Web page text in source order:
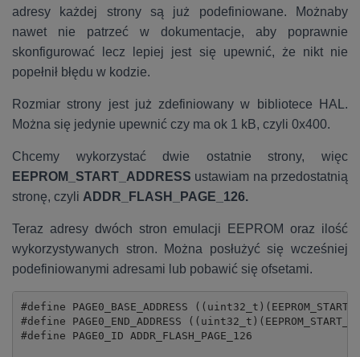
adresy każdej strony są już podefiniowane. Możnaby
nawet nie patrzeć w dokumentacje, aby poprawnie
skonfigurować lecz lepiej jest się upewnić, że nikt nie
popełnił błędu w kodzie.
Rozmiar strony jest już zdefiniowany w bibliotece HAL.
Można się jedynie upewnić czy ma ok 1 kB, czyli 0x400.
Chcemy wykorzystać dwie ostatnie strony, więc
EEPROM_START_ADDRESS ustawiam na przedostatnią
stronę, czyli ADDR_FLASH_PAGE_126.
Teraz adresy dwóch stron emulacji EEPROM oraz ilość
wykorzystywanych stron. Można posłużyć się wcześniej
podefiniowanymi adresami lub pobawić się ofsetami.
#define PAGE0_BASE_ADDRESS
#define PAGE0_END_ADDRESS
#define PAGE0_ID ADDR_FLASH_PAGE_126